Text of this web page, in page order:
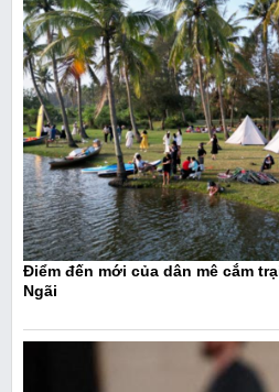
Điểm đến mới của dân mê cắm
Ngãi